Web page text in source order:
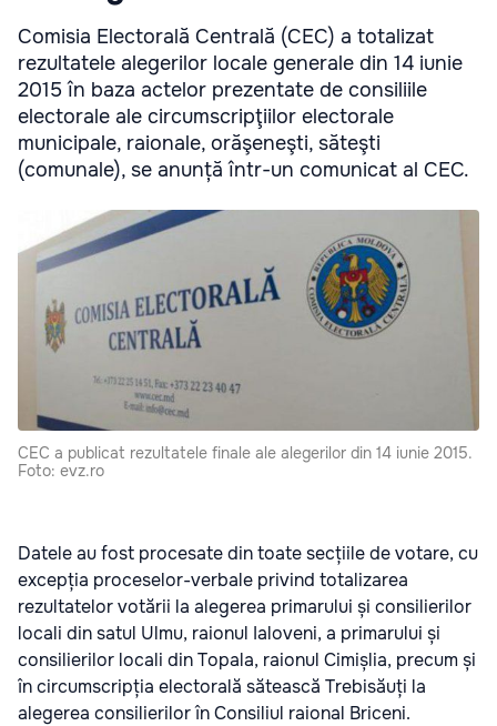
Comisia Electorală Centrală (CEC) a totalizat
rezultatele alegerilor locale generale din 14 iunie
2015 în baza actelor prezentate de consiliile
electorale ale circumscripţiilor electorale
municipale, raionale, orăşeneşti, săteşti
(comunale), se anunță într-un comunicat al CEC.
CEC a publicat rezultatele finale ale alegerilor din 14 iunie 2015.
Foto: evz.ro
Datele au fost procesate din toate secțiile de votare, cu
excepția proceselor-verbale privind totalizarea
rezultatelor votării la alegerea primarului și consilierilor
locali din satul Ulmu, raionul Ialoveni, a primarului și
consilierilor locali din Topala, raionul Cimișlia, precum și
în circumscripția electorală sătească Trebisăuți la
alegerea consilierilor în Consiliul raional Briceni.